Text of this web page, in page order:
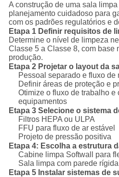
A construção de uma sala
planejamento cuidadoso para
com os padrões regulatórios e
Etapa 1 Definir requisitos de
Determine o nível de limpeza
Classe 5 a Classe 8, com base
produção.
Etapa 2 Projetar o layout da
Pessoal separado e fluxo de
Definir áreas de proteção e
Otimize o fluxo de trabalho
equipamentos
Etapa 3 Selecione o sistema
Filtros HEPA ou ULPA
FFU para fluxo de ar estável
Projeto de pressão positiva
Etapa 4: Escolha a estrutura
Cabine limpa Softwall para
Sala limpa com parede
Etapa 5 Instalar sistemas de